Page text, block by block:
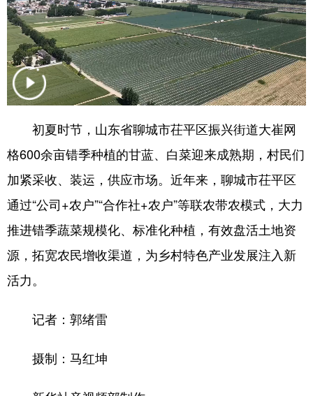
图片 中央文件 金融 汽车
食品 人居 信息化 乡村振兴
溯源中国 城市 旅游 能源
会展 彩票 娱乐 时尚
悦读 公益 书画 一带一路
地方频道
首页 山东新闻 图片 专题·访谈
文娱
初夏时节，山东省聊城市茌平区振兴街道大崔网
格600余亩错季种植的甘蓝、白菜迎来成熟期，村民们
加紧采收、装运，供应市场。近年来，聊城市茌平区
通过“公司+农户”“合作社+农户”等联农带农模式，大力
推进错季蔬菜规模化、标准化种植，有效盘活土地资
源，拓宽农民增收渠道，为乡村特色产业发展注入新
活力。
记者：郭绪雷
摄制：马红坤